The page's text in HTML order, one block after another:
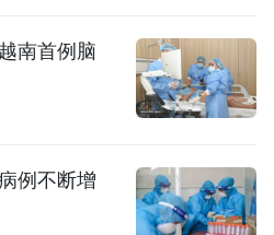
南首例脑
例不断增